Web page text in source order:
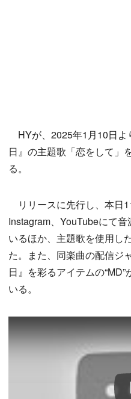
HYが、2025年1月10日よ
日』の主題歌「恋をして」
る。
リリースに先行し、本日
Instagram、YouTubeにて
いるほか、主題歌を使用し
た。また、同楽曲の配信ジ
日』を彩るアイテムの
いる。